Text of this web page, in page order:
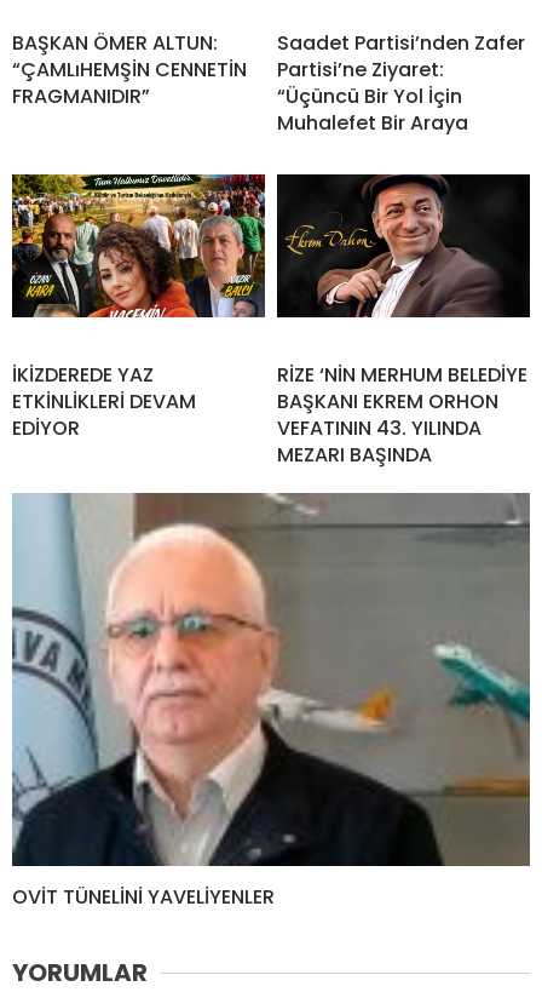
BAŞKAN ÖMER ALTUN:
“ÇAMLıHEMŞİN CENNETİN
FRAGMANIDIR”
Saadet Partisi’nden Zafer
Partisi’ne Ziyaret:
“Üçüncü Bir Yol İçin
Muhalefet Bir Araya
İKİZDEREDE YAZ
ETKİNLİKLERİ DEVAM
EDİYOR
RİZE ‘NİN MERHUM BELEDİYE
BAŞKANI EKREM ORHON
VEFATININ 43. YILINDA
MEZARI BAŞINDA
OVİT TÜNELİNİ YAVELİYENLER
YORUMLAR